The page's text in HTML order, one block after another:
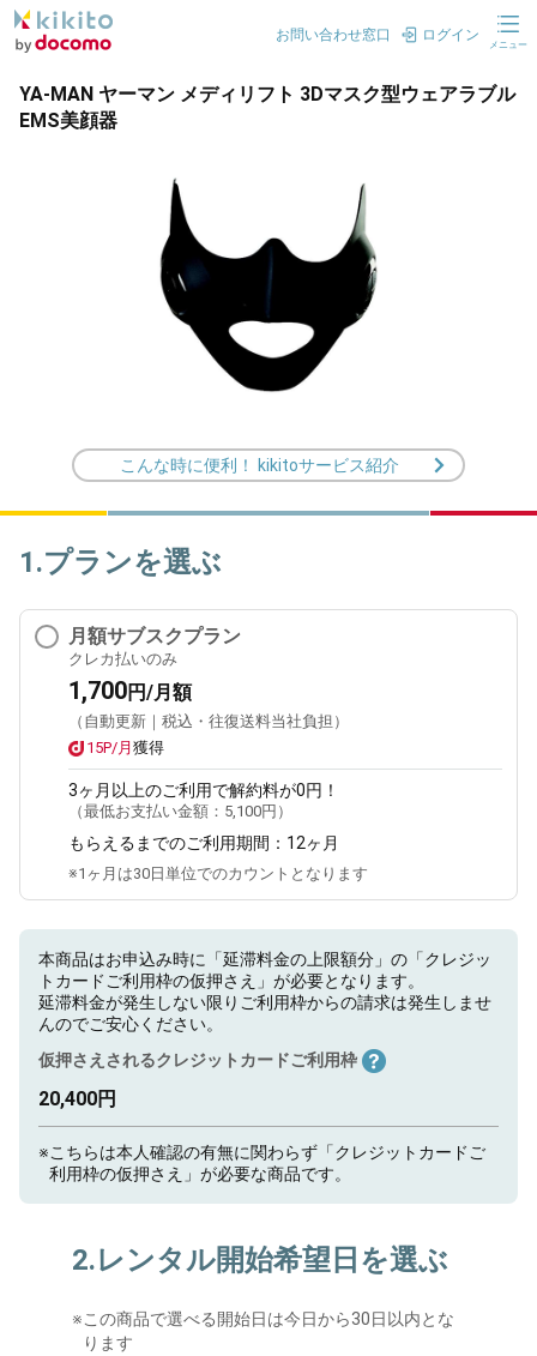
お問い合わせ窓口 ログイン
メニュー
YA-MAN ヤーマン メディリフト 3Dマスク型ウェアラブル
EMS美顔器
こんな時に便利！ kikitoサービス紹介
1.プランを選ぶ
月額サブスクプラン
クレカ払いのみ
1,700円/月額
（自動更新｜税込・往復送料当社負担）
15P/月 獲得
3ヶ月 以上のご利用で解約料が0円！
（最低お支払い金額： 5,100円 ）
もらえるまでのご利用期間： 12ヶ月
※1ヶ月は30日単位でのカウントとなります
本商品はお申込み時に「延滞料金の上限額分」の「クレジッ
トカードご利用枠の仮押さえ」が必要となります。
延滞料金が発生しない限りご利用枠からの請求は発生しませ
んのでご安心ください。
仮押さえされるクレジットカードご利用枠
20,400円
※こちらは本人確認の有無に関わらず「クレジットカードご
利用枠の仮押さえ」が必要な商品です。
2.レンタル開始希望日を選ぶ
※この商品で選べる開始日は今日から30日以内とな
ります